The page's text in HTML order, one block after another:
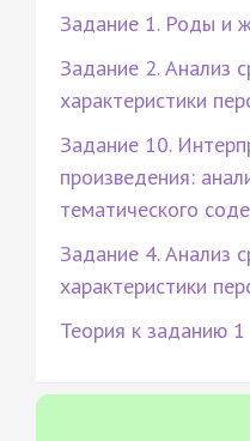
Задание 1. Роды и
Задание 2. Анализ
характеристики
Задание 10.
произведения:
тематического
Задание 4. Анализ
характеристики
Теория к заданию 1